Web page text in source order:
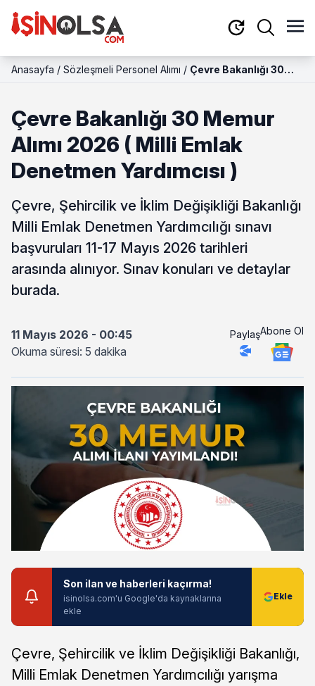
Anasayfa / Sözleşmeli Personel Alımı / Çevre Bakanlığı 30
Yardımcısı )
Çevre Bakanlığı 30 Memur
Alımı 2026 ( Milli Emlak
Denetmen Yardımcısı )
Çevre, Şehircilik ve İklim Değişikliği Bakanlığı
Milli Emlak Denetmen Yardımcılığı sınavı
başvuruları 11-17 Mayıs 2026 tarihleri
arasında alınıyor. Sınav konuları ve detaylar
burada.
11 Mayıs 2026 - 00:45
Okuma süresi: 5 dakika
PaylaşAbone Ol
Son ilan ve haberleri kaçırma!
isinolsa.com'u Google'da kaynaklarına
ekle
Çevre, Şehircilik ve İklim Değişikliği Bakanlığı,
Milli Emlak Denetmen Yardımcılığı yarışma